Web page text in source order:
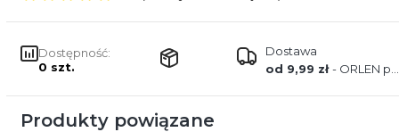
Dostępność:
0 szt.
Dostawa
od 9,99 zł- ORLEN paczka
Produkty powiązane